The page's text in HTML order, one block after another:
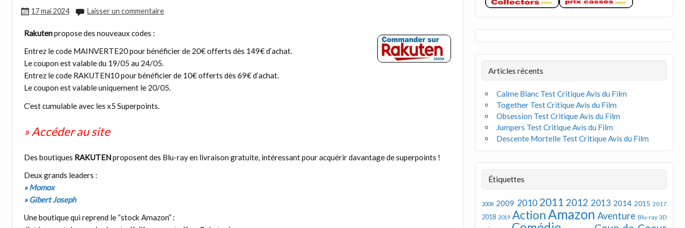
17 mai 2024 Laisser un commentaire
Rakutenpropose des nouveaux codes :
Entrez le code MAINVERTE20 pour bénéficier de 20€ offerts dès 149€ d’achat.
Le coupon est valable du 19/05 au 24/05.
Entrez le code RAKUTEN10 pour bénéficier de 10€ offerts dès 69€ d’achat.
Le coupon est valable uniquement le 20/05.
C’est cumulable avec les x5 Superpoints.
» Accéder au site
Des boutiques RAKUTENproposent des Blu-ray en livraison gratuite, intéressant pour acquérir davantage de superpoints !
Deux grands leaders :
» Momox
» Gibert Joseph
Une boutique qui reprend le “stock Amazon” :
Articles récents
Calme Blanc Test Critique Avis du Film
Together Test Critique Avis du Film
Obsession Test Critique Avis du Film
Jumpers Test Critique Avis du Film
Descente Mortelle Test Critique Avis du Film
Étiquettes
2008 2009 2010 2011 2012 2013 2014 2015 2017
2018 2019 ActionAmazon Aventure Blu-ray 3D